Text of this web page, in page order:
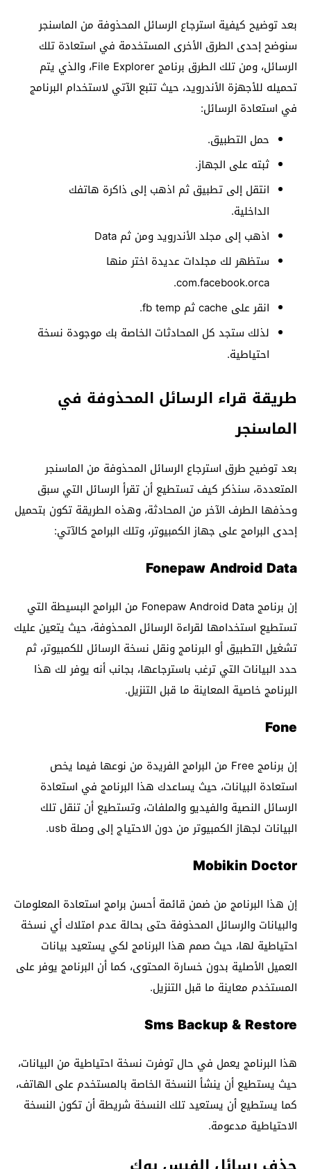
بعد توضيح كيفية استرجاع الرسائل المحذوفة من الماسنجر
سنوضح إحدى الطرق الأخرى المستخدمة في استعادة تلك
الرسائل، ومن تلك الطرق برنامج File Explorer، والذي يتم
تحميله للأجهزة الأندرويد، حيث تتبع الآتي لاستخدام البرنامج
في استعادة الرسائل:
حمل التطبيق.
ثبته على الجهاز.
انتقل إلى تطبيق ثم اذهب إلى ذاكرة هاتفك
الداخلية.
اذهب إلى مجلد الأندرويد ومن ثم Data
ستظهر لك مجلدات عديدة اختر منها
com.facebook.orca.
انقر على cache ثم fb temp.
لذلك ستجد كل المحادثات الخاصة بك موجودة نسخة
احتياطية.
طريقة قراء الرسائل المحذوفة في
الماسنجر
بعد توضيح طرق استرجاع الرسائل المحذوفة من الماسنجر
المتعددة، سنذكر كيف تستطيع أن تقرأ الرسائل التي سبق
وحذفها الطرف الآخر من المحادثة، وهذه الطريقة تكون بتحميل
إحدى البرامج على جهاز الكمبيوتر، وتلك البرامج كالآتي:
Fonepaw Android Data
إن برنامج Fonepaw Android Data من البرامج البسيطة التي
تستطيع استخدامها لقراءة الرسائل المحذوفة، حيث يتعين عليك
تشغيل التطبيق أو البرنامج ونقل نسخة الرسائل للكمبيوتر، ثم
حدد البيانات التي ترغب باسترجاعها، بجانب أنه يوفر لك هذا
البرنامج خاصية المعاينة ما قبل التنزيل.
Fone
إن برنامج Free من البرامج الفريدة من نوعها فيما يخص
استعادة البيانات، حيث يساعدك هذا البرنامج في استعادة
الرسائل النصية والفيديو والملفات، وتستطيع أن تنقل تلك
البيانات لجهاز الكمبيوتر من دون الاحتياج إلى وصلة usb.
Mobikin Doctor
إن هذا البرنامج من ضمن قائمة أحسن برامج استعادة المعلومات
والبيانات والرسائل المحذوفة حتى بحالة عدم امتلاك أي نسخة
احتياطية لها، حيث صمم هذا البرنامج لكي يستعيد بيانات
العميل الأصلية بدون خسارة المحتوى، كما أن البرنامج يوفر على
المستخدم معاينة ما قبل التنزيل.
Sms Backup & Restore
هذا البرنامج يعمل في حال توفرت نسخة احتياطية من البيانات،
حيث يستطيع أن ينشأ النسخة الخاصة بالمستخدم على الهاتف،
كما يستطيع أن يستعيد تلك النسخة شريطة أن تكون النسخة
الاحتياطية مدعومة.